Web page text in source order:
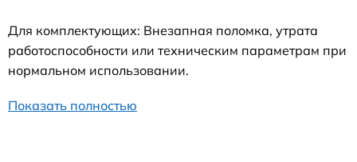
Для комплектующих: Внезапная поломка, утрата
работоспособности или техническим параметрам при
нормальном использовании.
Показать полностью